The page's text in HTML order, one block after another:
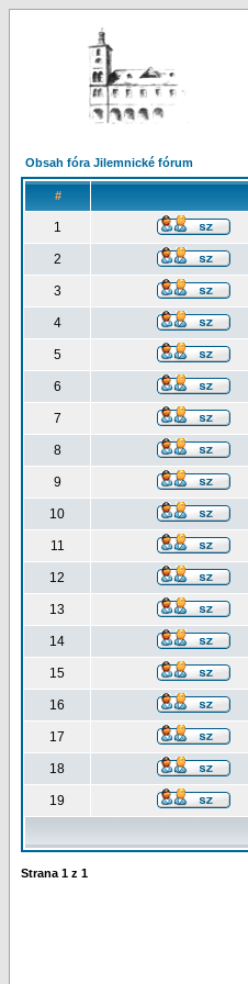
Obsah fóra Jilemnické fórum
#
1
2
3
4
5
6
7
8
9
10
11
12
13
14
15
16
17
18
19
Strana 1 z 1